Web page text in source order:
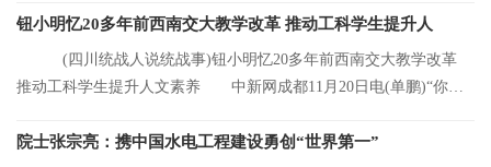
钮小明忆20多年前西南交大教学改革 推动工科学生提升人
(四川统战人说统战事)钮小明忆20多年前西南交大教学改革
推动工科学生提升人文素养 中新网成都11月20日电(单鹏)“你们
院士张宗亮：携中国水电工程建设勇创“世界第一”